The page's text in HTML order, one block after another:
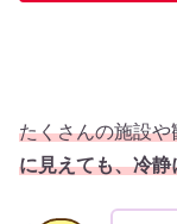
たくさんの施設
に見えても、冷静